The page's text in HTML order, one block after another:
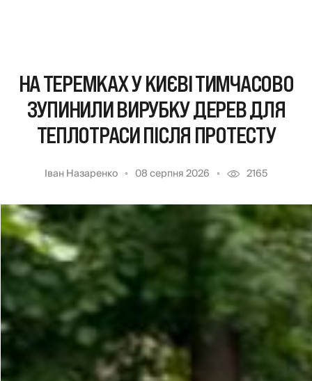
НА ТЕРЕМКАХ У КИЄВІ ТИМЧАСОВО
ЗУПИНИЛИ ВИРУБКУ ДЕРЕВ ДЛЯ
ТЕПЛОТРАСИ ПІСЛЯ ПРОТЕСТУ
Іван Назаренко 08 серпня 2026 2165